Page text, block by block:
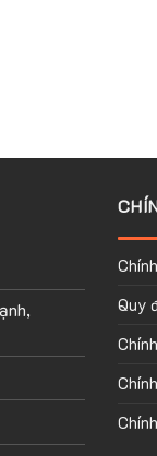
Quy